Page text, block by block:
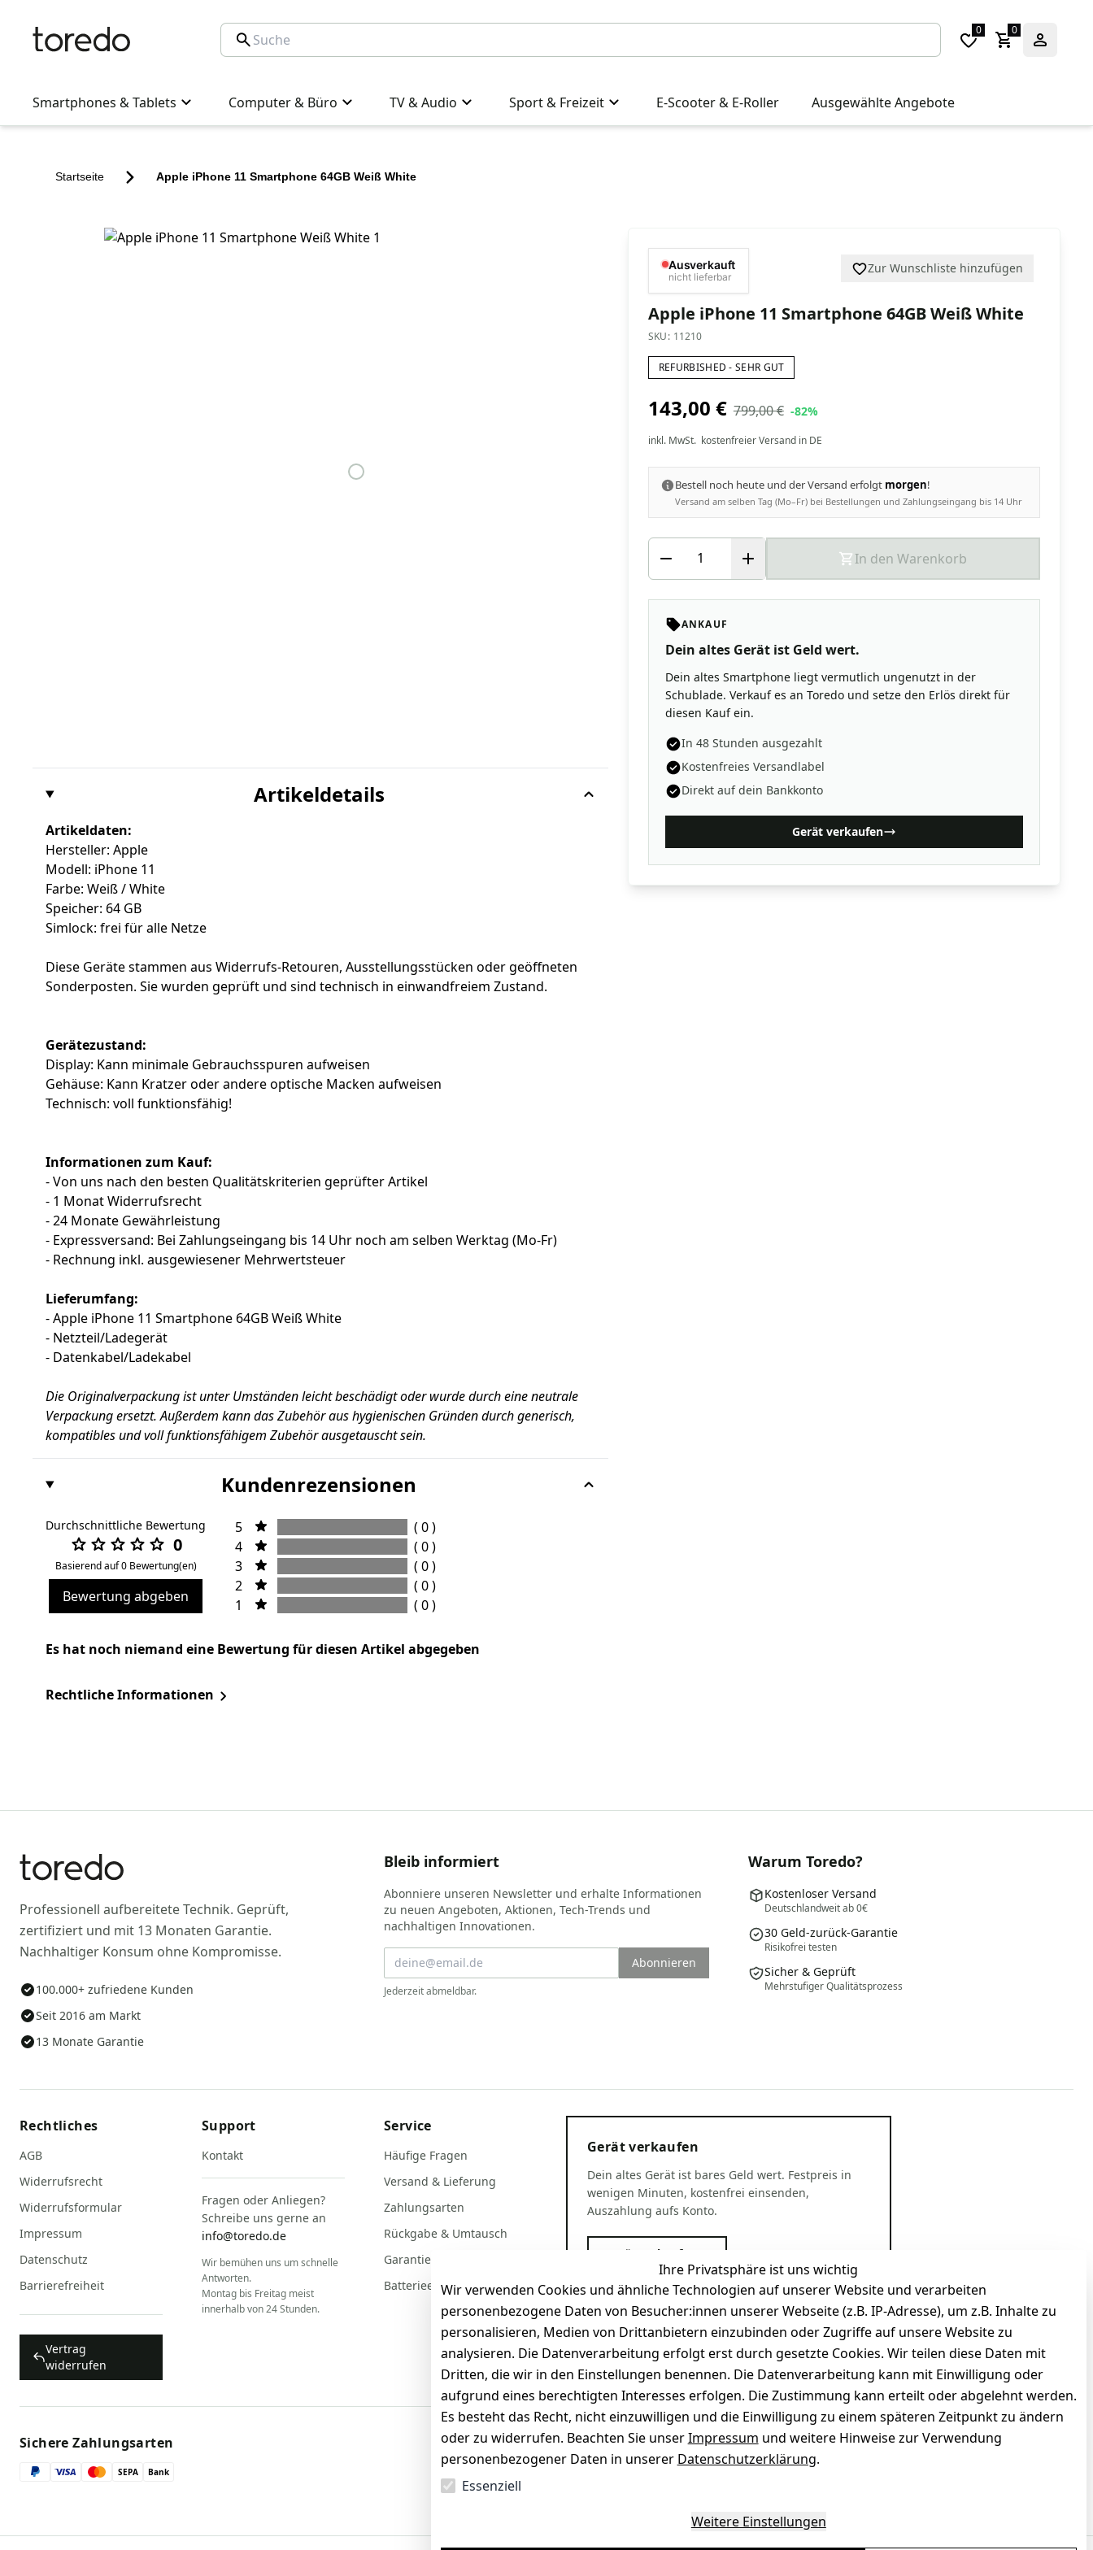
0 0
Smartphones & Tablets Computer & Büro TV & Audio Sport & Freizeit E-Scooter & E-Roller Ausgewählte Angebote
Startseite Apple iPhone 11 Smartphone 64GB Weiß White
Ausverkauft
nicht lieferbar
Zur Wunschliste hinzufügen
Apple iPhone 11 Smartphone 64GB Weiß White
SKU: 11210
REFURBISHED - SEHR GUT
143,00 € 799,00 € -82%
inkl. MwSt. kostenfreier Versand in DE
Bestell noch heute und der Versand erfolgt morgen!
Versand am selben Tag (Mo–Fr) bei Bestellungen und Zahlungseingang bis 14 Uhr
In den Warenkorb
ANKAUF
Dein altes Gerät ist Geld wert.
Dein altes Smartphone liegt vermutlich ungenutzt in der
Schublade. Verkauf es an Toredo und setze den Erlös direkt für
diesen Kauf ein.
In 48 Stunden ausgezahlt
Kostenfreies Versandlabel
Direkt auf dein Bankkonto
Gerät verkaufen
Artikeldetails
Artikeldaten:
Hersteller: Apple
Modell: iPhone 11
Farbe: Weiß / White
Speicher: 64 GB
Simlock: frei für alle Netze
Diese Geräte stammen aus Widerrufs-Retouren, Ausstellungsstücken oder geöffneten
Sonderposten. Sie wurden geprüft und sind technisch in einwandfreiem Zustand.
Gerätezustand:
Display: Kann minimale Gebrauchsspuren aufweisen
Gehäuse: Kann Kratzer oder andere optische Macken aufweisen
Technisch: voll funktionsfähig!
Informationen zum Kauf:
- Von uns nach den besten Qualitätskriterien geprüfter Artikel
- 1 Monat Widerrufsrecht
- 24 Monate Gewährleistung
- Expressversand: Bei Zahlungseingang bis 14 Uhr noch am selben Werktag (Mo-Fr)
- Rechnung inkl. ausgewiesener Mehrwertsteuer
Lieferumfang:
- Apple iPhone 11 Smartphone 64GB Weiß White
- Netzteil/Ladegerät
- Datenkabel/Ladekabel
Die Originalverpackung ist unter Umständen leicht beschädigt oder wurde durch eine neutrale
Verpackung ersetzt. Außerdem kann das Zubehör aus hygienischen Gründen durch generisch,
kompatibles und voll funktionsfähigem Zubehör ausgetauscht sein.
Kundenrezensionen
Durchschnittliche Bewertung
0
Basierend auf 0 Bewertung(en)
Bewertung abgeben
5
( 0 )
4
( 0 )
3
( 0 )
2
( 0 )
1
( 0 )
Es hat noch niemand eine Bewertung für diesen Artikel abgegeben
Rechtliche Informationen
Ihre Privatsphäre ist uns wichtig
Wir verwenden Cookies und ähnliche Technologien auf unserer Website und verarbeiten
personenbezogene Daten von Besucher:innen unserer Webseite (z.B. IP-Adresse), um z.B. Inhalte zu
personalisieren, Medien von Drittanbietern einzubinden oder Zugriffe auf unsere Website zu
analysieren. Die Datenverarbeitung erfolgt erst durch gesetzte Cookies. Wir teilen diese Daten mit
Dritten, die wir in den Einstellungen benennen. Die Datenverarbeitung kann mit Einwilligung oder
aufgrund eines berechtigten Interesses erfolgen. Die Zustimmung kann erteilt oder abgelehnt werden.
Es besteht das Recht, nicht einzuwilligen und die Einwilligung zu einem späteren Zeitpunkt zu ändern
oder zu widerrufen. Beachten Sie unserImpressum und weitere Hinweise zur Verwendung
personenbezogener Daten in unserer Datenschutzerklärung.
Essenziell
Weitere Einstellungen
Professionell aufbereitete Technik. Geprüft,
zertifiziert und mit 13 Monaten Garantie.
Nachhaltiger Konsum ohne Kompromisse.
100.000+ zufriedene Kunden
Seit 2016 am Markt
13 Monate Garantie
Bleib informiert
Abonniere unseren Newsletter und erhalte Informationen
zu neuen Angeboten, Aktionen, Tech-Trends und
nachhaltigen Innovationen.
Abonnieren
Jederzeit abmeldbar.
Warum Toredo?
Kostenloser Versand
Deutschlandweit ab 0€
30 Geld-zurück-Garantie
Risikofrei testen
Sicher & Geprüft
Mehrstufiger Qualitätsprozess
Rechtliches
AGB
Widerrufsrecht
Widerrufsformular
Impressum
Datenschutz
Barrierefreiheit
Vertrag
widerrufen
Support
Kontakt
Fragen oder Anliegen?
Schreibe uns gerne an
info@toredo.de
Wir bemühen uns um schnelle
Antworten.
Montag bis Freitag meist
innerhalb von 24 Stunden.
Service
Häufige Fragen
Versand & Lieferung
Zahlungsarten
Rückgabe & Umtausch
Garantiebedingungen
Batterieentsorgung
Gerät verkaufen
Dein altes Gerät ist bares Geld wert. Festpreis in
wenigen Minuten, kostenfrei einsenden,
Auszahlung aufs Konto.
Gerät verkaufen
Sichere Zahlungsarten
SEPA Bank
Sicherheit